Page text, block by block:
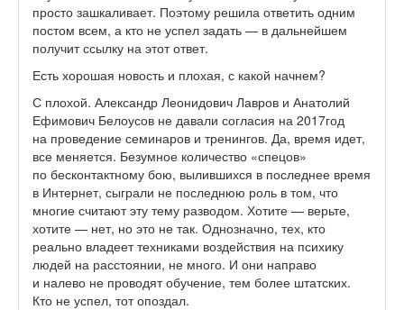
просто зашкаливает. Поэтому решила ответить одним
постом всем, а кто не успел задать — в дальнейшем
получит ссылку на этот ответ.
Есть хорошая новость и плохая, с какой начнем?
С плохой. Александр Леонидович Лавров и Анатолий
Ефимович Белоусов не давали согласия на 2017год
на проведение семинаров и тренингов. Да, время идет,
все меняется. Безумное количество «спецов»
по бесконтактному бою, вылившихся в последнее время
в Интернет, сыграли не последнюю роль в том, что
многие считают эту тему разводом. Хотите — верьте,
хотите — нет, но это не так. Однозначно, тех, кто
реально владеет техниками воздействия на психику
людей на расстоянии, не много. И они направо
и налево не проводят обучение, тем более штатских.
Кто не успел, тот опоздал.